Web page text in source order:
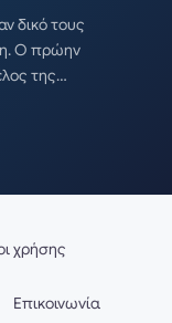
δικό τους
Ο πρώην
της…
χρήσης
Επικοινωνία